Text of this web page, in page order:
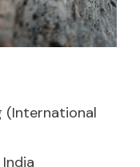
(International